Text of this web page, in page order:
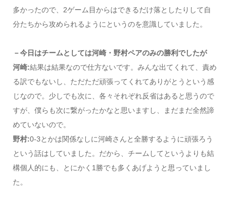
多かったので、2ゲーム目からはできるだけ落としたりして自
分たちから攻められるようにというのを意識していました。
－今日はチームとしては河崎・野村ペアのみの勝利でしたが
河崎:結果は結果なので仕方ないです。みんな出てくれて、責め
る訳でもないし、ただただ頑張ってくれてありがとうという感
じなので。少しでも次に、各々それぞれ反省はあると思うので
すが、僕らも次に繋がったかなと思いますし、まだまだ全然諦
めていないので。
野村:0-3とかは関係なしに河崎さんと全勝するように頑張ろう
という話はしていました。だから、チームしてというよりも結
構個人的にも、とにかく1勝でも多くあげようと思っていまし
た。